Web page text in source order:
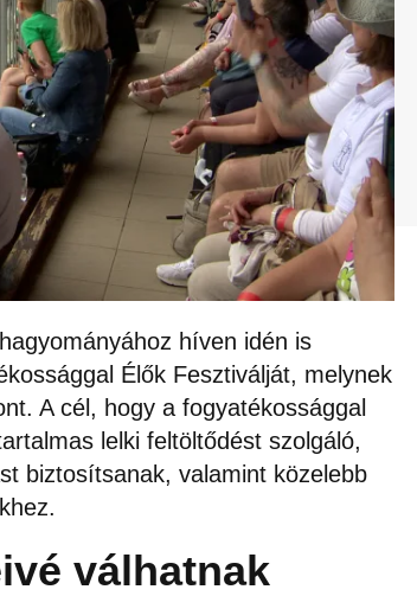
híven idén is
Élők Fesztiválját, melynek
A cél, hogy a fogyatékossággal
lelki feltöltődést szolgáló,
biztosítsanak, valamint közelebb
válhatnak